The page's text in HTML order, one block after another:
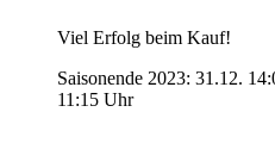
Viel Erfolg beim Kauf!
Saisonende 2023: 31.12.
11:15 Uhr